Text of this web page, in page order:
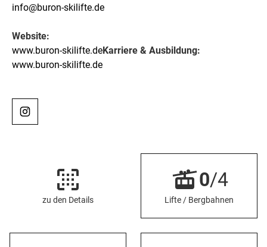
info@buron-skilifte.de
Website:
www.buron-skilifte.deKarriere & Ausbildung:
www.buron-skilifte.de
zu den Details
0/4
Lifte / Bergbahnen